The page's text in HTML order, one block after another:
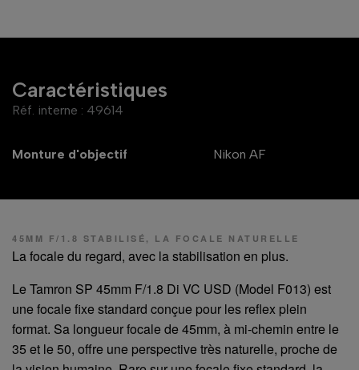
Caractéristiques
Réf. interne : 49614
Monture d'objectif Nikon AF
45MM F/1.8 STABILISÉ, LA FOCALE NATURELLE
La focale du regard, avec la stabilisation en plus.
Le Tamron SP 45mm F/1.8 Di VC USD (Model F013) est
une focale fixe standard conçue pour les reflex plein
format. Sa longueur focale de 45mm, à mi-chemin entre le
35 et le 50, offre une perspective très naturelle, proche de